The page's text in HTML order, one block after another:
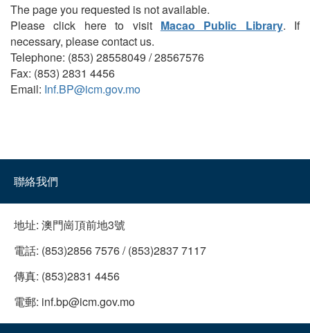
The page you requested is not available.
Please click here to visit Macao Public Library. If
necessary, please contact us.
Telephone: (853) 28558049 / 28567576
Fax: (853) 2831 4456
Email: Inf.BP@icm.gov.mo
聯絡我們
地址: 澳門崗頂前地3號
電話: (853)2856 7576 / (853)2837 7117
傳真: (853)2831 4456
電郵: inf.bp@icm.gov.mo